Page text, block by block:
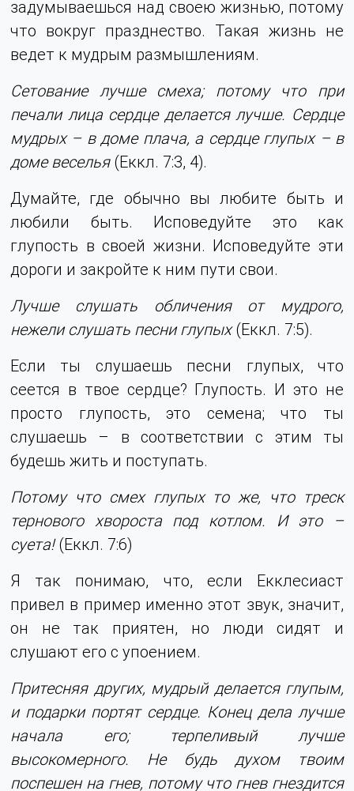
задумываешься над своею жизнью, потому
что вокруг празднество. Такая жизнь не
ведет к мудрым размышлениям.
Сетование лучше смеха; потому что при
печали лица сердце делается лучше. Сердце
мудрых – в доме плача, а сердце глупых – в
доме веселья (Еккл. 7:3, 4).
Думайте, где обычно вы любите быть и
любили быть. Исповедуйте это как
глупость в своей жизни. Исповедуйте эти
дороги и закройте к ним пути свои.
Лучше слушать обличения от мудрого,
нежели слушать песни глупых(Еккл. 7:5).
Если ты слушаешь песни глупых, что
сеется в твое сердце? Глупость. И это не
просто глупость, это семена; что ты
слушаешь – в соответствии с этим ты
будешь жить и поступать.
Потому что смех глупых то же, что треск
тернового хвороста под котлом. И это –
суета!(Еккл. 7:6)
Я так понимаю, что, если Екклесиаст
привел в пример именно этот звук, значит,
он не так приятен, но люди сидят и
слушают его с упоением.
Притесняя других, мудрый делается глупым,
и подарки портят сердце. Конец дела лучше
начала его; терпеливый лучше
высокомерного. Не будь духом твоим
поспешен на гнев, потому что гнев гнездится